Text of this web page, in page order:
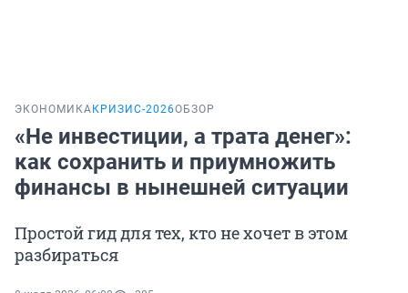
ЭКОНОМИКА КРИЗИС-2026ОБЗОР
«Не инвестиции, а трата денег»:
как сохранить и приумножить
финансы в нынешней ситуации
Простой гид для тех, кто не хочет в этом
разбираться